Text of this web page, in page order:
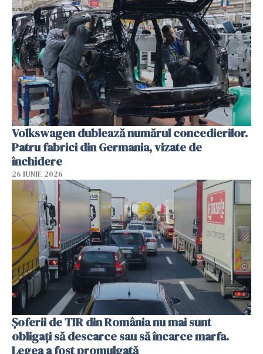
Volkswagen dublează numărul concedierilor.
Patru fabrici din Germania, vizate de
închidere
26 IUNIE 2026
Șoferii de TIR din România nu mai sunt
obligați să descarce sau să încarce marfa.
Legea a fost promulgată